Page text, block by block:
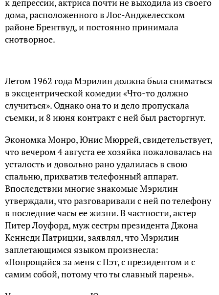
к депрессии, актриса почти не выходила из своего
дома, расположенного в Лос-Анджелесском
районе Брентвуд, и постоянно принимала
снотворное.
Летом 1962 года Мэрилин должна была сниматься
в эксцентрической комедии «Что-то должно
случиться». Однако она то и дело пропускала
съемки, и 8 июня контракт с ней был расторгнут.
Экономка Монро, Юнис Мюррей, свидетельствует,
что вечером 4 августа ее хозяйка пожаловалась на
усталость и довольно рано удалилась в свою
спальню, прихватив телефонный аппарат.
Впоследствии многие знакомые Мэрилин
утверждали, что разговаривали с ней по телефону
в последние часы ее жизни. В частности, актер
Питер Лоуфорд, муж сестры президента Джона
Кеннеди Патриции, заявлял, что Мэрилин
заплетающимся языком произнесла:
«Попрощайся за меня с Пэт, с президентом и с
самим собой, потому что ты славный парень».